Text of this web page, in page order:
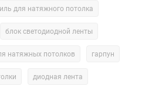
на верхнем слое потолка
или любого другого пейзажа.
будет отражать это
для натяжного потолка
блок светодиодной ленты
натяжных потолков гарпун
диодная лента